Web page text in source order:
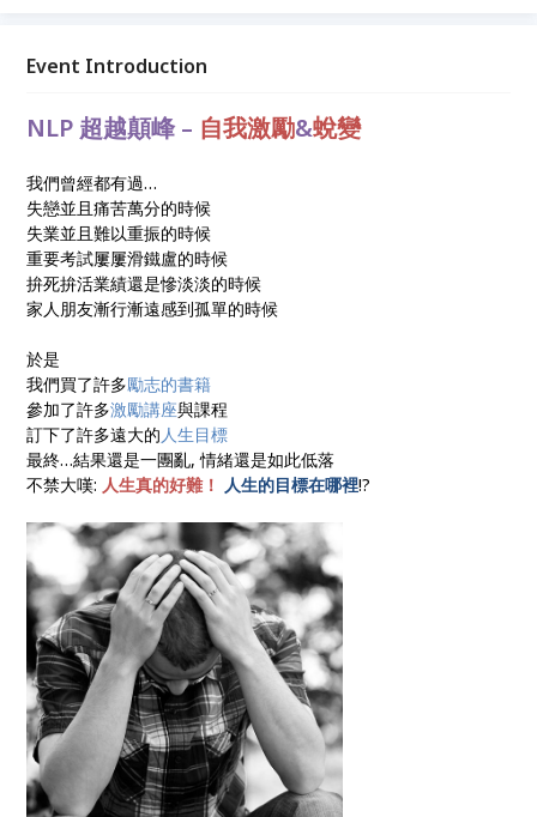
Event Introduction
NLP 超越顛峰 – 自我激勵&蛻變
我們曾經都有過…
失戀並且痛苦萬分的時候
失業並且難以重振的時候
重要考試屢屢滑鐵盧的時候
拚死拚活業績還是慘淡淡的時候
家人朋友漸行漸遠感到孤單的時候
於是
我們買了許多勵志的書籍
參加了許多激勵講座與課程
訂下了許多遠大的人生目標
最終…結果還是一團亂, 情緒還是如此低落
不禁大嘆: 人生真的好難！ 人生的目標在哪裡!?